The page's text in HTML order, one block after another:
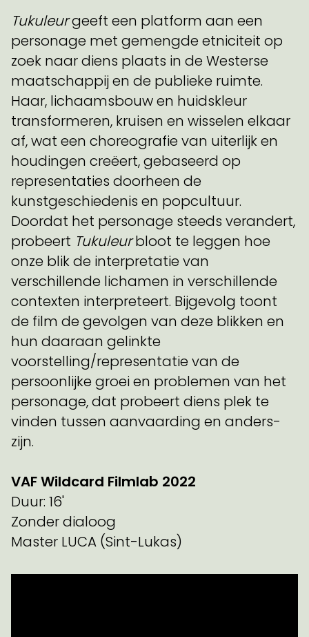
Tukuleurgeeft een platform aan een
personage met gemengde etniciteit op
zoek naar diens plaats in de Westerse
maatschappij en de publieke ruimte.
Haar, lichaamsbouw en huidskleur
transformeren, kruisen en wisselen elkaar
af, wat een choreografie van uiterlijk en
houdingen creëert, gebaseerd op
representaties doorheen de
kunstgeschiedenis en popcultuur.
Doordat het personage steeds verandert,
probeert Tukuleurbloot te leggen hoe
onze blik de interpretatie van
verschillende lichamen in verschillende
contexten interpreteert. Bijgevolg toont
de film de gevolgen van deze blikken en
hun daaraan gelinkte
voorstelling/representatie van de
persoonlijke groei en problemen van het
personage, dat probeert diens plek te
vinden tussen aanvaarding en anders-
zijn.
VAF Wildcard Filmlab 2022
Duur: 16'
Zonder dialoog
Master LUCA (Sint-Lukas)